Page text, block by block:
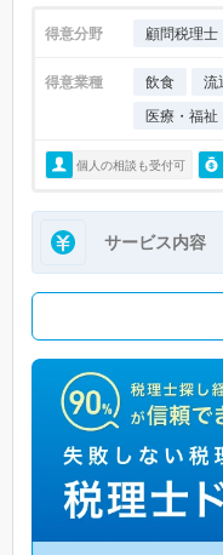
得意分野 顧問税理士
得意業種 飲食 流
医療・福祉
個人の相談も受付可
サービス内容